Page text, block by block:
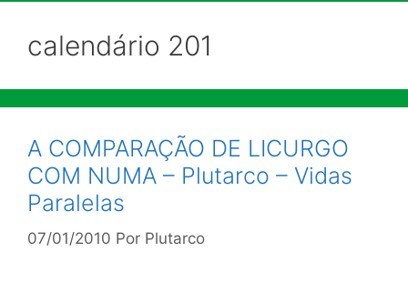
calendário 201
A COMPARAÇÃO DE LICURGO
COM NUMA – Plutarco – Vidas
Paralelas
07/01/2010 Por Plutarco